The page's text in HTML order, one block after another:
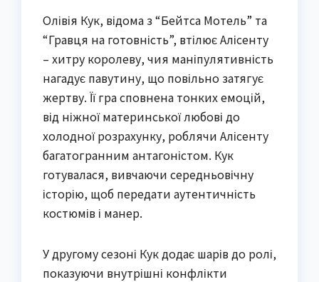
Олівія Кук, відома з “Бейтса Мотель” та
“Гравця на готовність”, втілює Алісенту
– хитру королеву, чия маніпулятивність
нагадує павутину, що повільно затягує
жертву. Її гра сповнена тонких емоцій,
від ніжної материнської любові до
холодної розрахунку, роблячи Алісенту
багатогранним антагоністом. Кук
готувалася, вивчаючи середньовічну
історію, щоб передати аутентичність
костюмів і манер.
У другому сезоні Кук додає шарів до ролі,
показуючи внутрішні конфлікти